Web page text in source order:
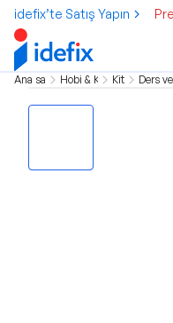
idefix’te Satış Yapın
Ana sayfa Hobi & KültürKitap Ders